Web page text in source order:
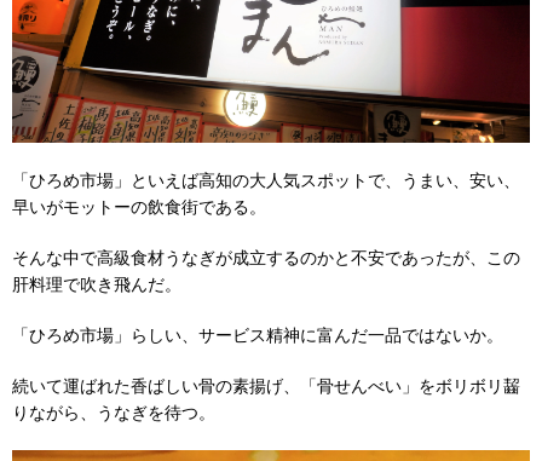
「ひろめ市場」といえば高知の大人気スポットで、うまい、安い、
早いがモットーの飲食街である。
そんな中で高級食材うなぎが成立するのかと不安であったが、この
肝料理で吹き飛んだ。
「ひろめ市場」らしい、サービス精神に富んだ一品ではないか。
続いて運ばれた香ばしい骨の素揚げ、「骨せんべい」をボリボリ齧
りながら、うなぎを待つ。